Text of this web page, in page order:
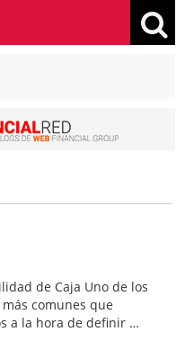
de Caja Uno de los
comunes que
a la hora de definir …